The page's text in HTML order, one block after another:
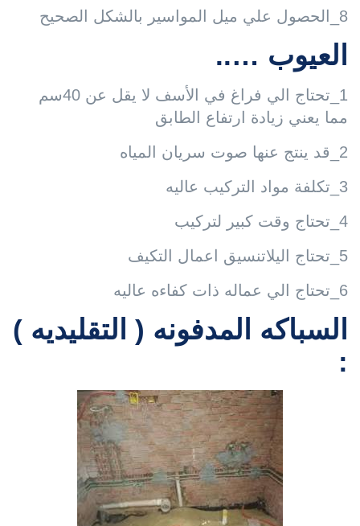
8_الحصول علي ميل المواسير بالشكل الصحيح
العيوب …..
1_تحتاج الي فراغ في الأسف لا يقل عن 40سم
مما يعني زيادة ارتفاع الطابق
2_قد ينتج عنها صوت سريان المياه
3_تكلفة مواد التركيب عاليه
4_تحتاج وقت كبير لتركيب
5_تحتاج اليلاتنسيق اعمال التكيف
6_تحتاج الي عماله ذات كفاءه عاليه
السباكه المدفونه ( التقليديه )
: